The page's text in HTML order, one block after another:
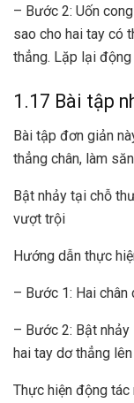
– Bước 2: Uốn
sao cho hai tay có
thẳng. Lặp lại
1.17 Bài tập
Bài tập đơn giản
thẳng chân, làm
Bật nhảy tại chỗ
vượt trội
Hướng dẫn thực
– Bước 1: Hai chân
– Bước 2: Bật nhảy
hai tay dơ thẳng
Thực hiện động